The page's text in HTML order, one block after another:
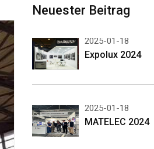
Neuester Beitrag
2025-01-18
Expolux 2024
2025-01-18
MATELEC 2024